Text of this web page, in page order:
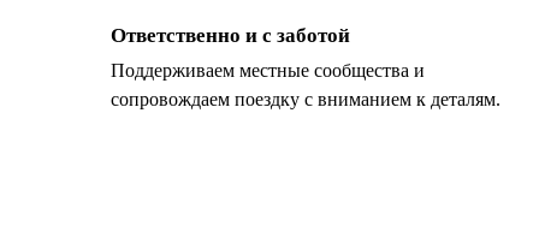
Ответственно и с заботой
Поддерживаем местные сообщества и
сопровождаем поездку с вниманием к деталям.